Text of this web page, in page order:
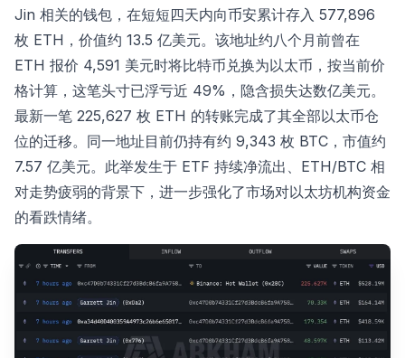
Jin 相关的钱包，在短短四天内向币安累计存入 577,896
枚 ETH，价值约 13.5 亿美元。该地址约八个月前曾在
ETH 报价 4,591 美元时将比特币兑换为以太币，按当前价
格计算，这笔头寸已浮亏近 49%，隐含损失达数亿美元。
最新一笔 225,627 枚 ETH 的转账完成了其全部以太币仓
位的迁移。同一地址目前仍持有约 9,343 枚 BTC，市值约
7.57 亿美元。此举发生于 ETF 持续净流出、ETH/BTC 相
对走势疲弱的背景下，进一步强化了市场对以太坊机构资金
的看跌情绪。